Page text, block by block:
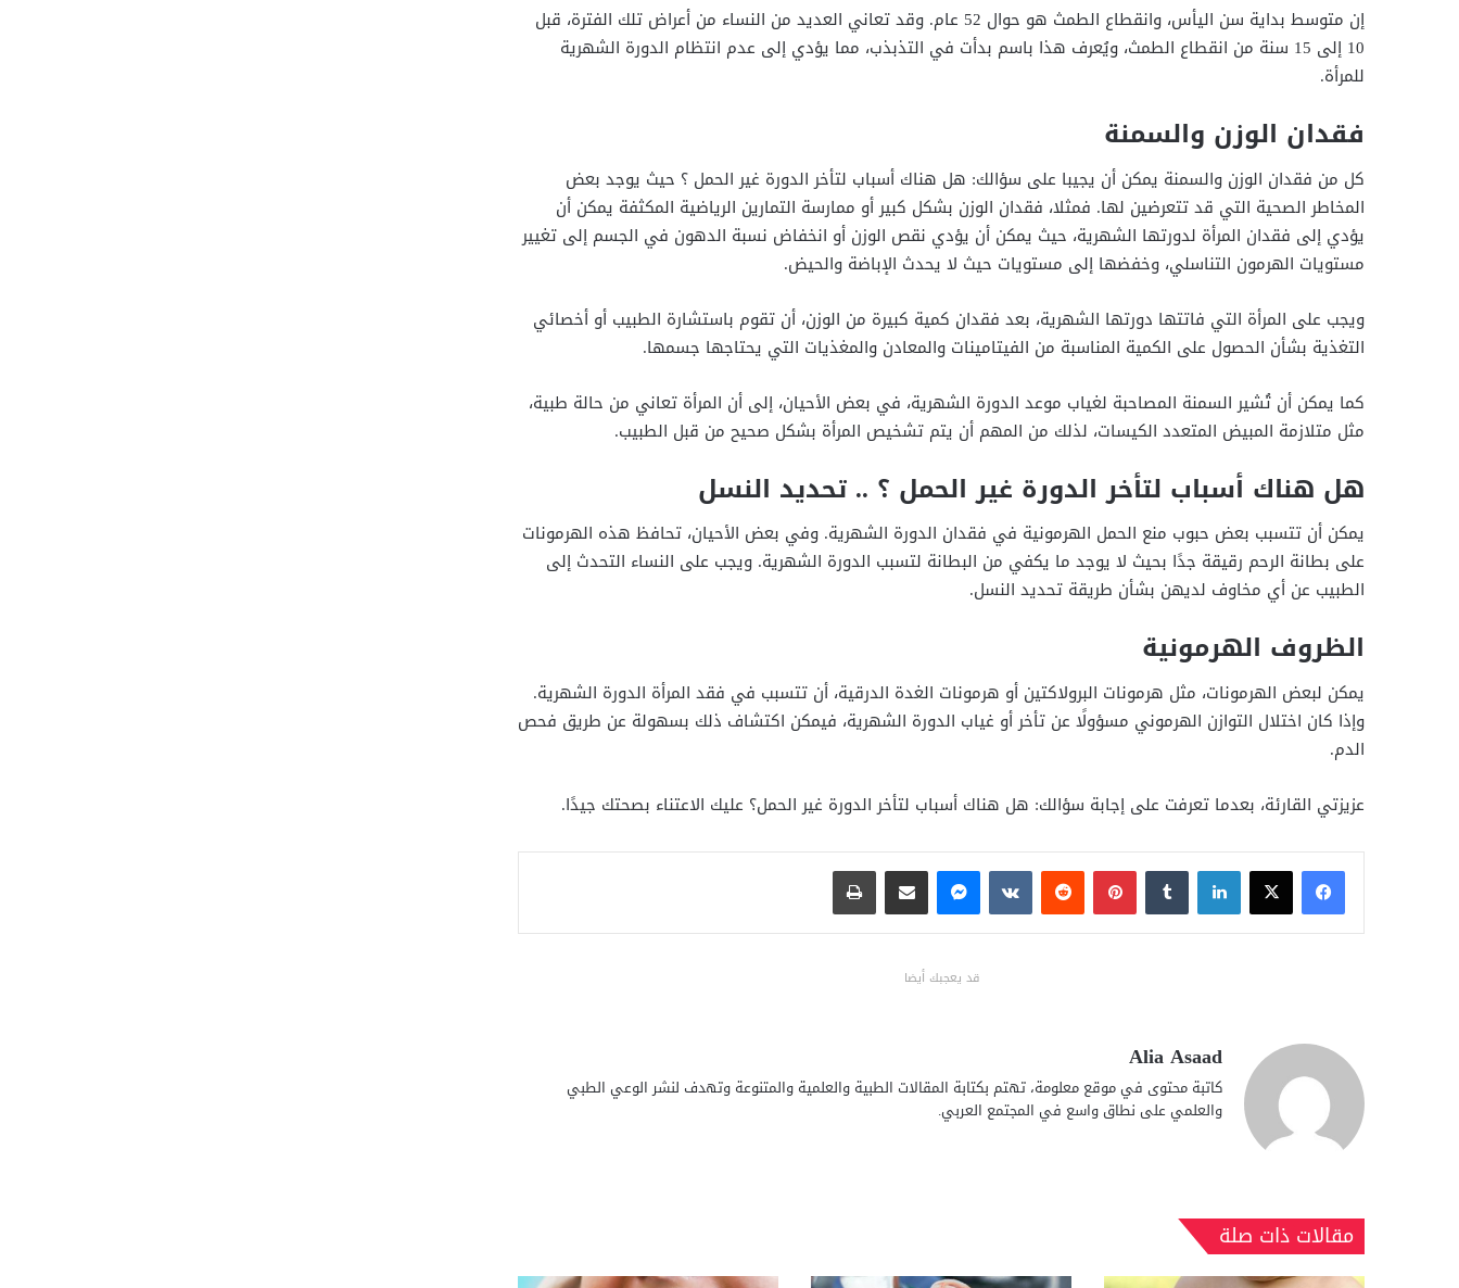
إن متوسط بداية سن اليأس، وانقطاع الطمث هو حوال 52 عام. وقد تعاني العديد من النساء من أعراض تلك الفترة، قبل
10 إلى 15 سنة من انقطاع الطمث، ويُعرف هذا باسم بدأت في التذبذب، مما يؤدي إلى عدم انتظام الدورة الشهرية
للمرأة.
فقدان الوزن والسمنة
كل من فقدان الوزن والسمنة يمكن أن يجيبا على سؤالك: هل هناك أسباب لتأخر الدورة غير الحمل ؟ حيث يوجد بعض
المخاطر الصحية التي قد تتعرضين لها. فمثلا، فقدان الوزن بشكل كبير أو ممارسة التمارين الرياضية المكثفة يمكن أن
يؤدي إلى فقدان المرأة لدورتها الشهرية، حيث يمكن أن يؤدي نقص الوزن أو انخفاض نسبة الدهون في الجسم إلى تغيير
مستويات الهرمون التناسلي، وخفضها إلى مستويات حيث لا يحدث الإباضة والحيض.
ويجب على المرأة التي فاتتها دورتها الشهرية، بعد فقدان كمية كبيرة من الوزن، أن تقوم باستشارة الطبيب أو أخصائي
التغذية بشأن الحصول على الكمية المناسبة من الفيتامينات والمعادن والمغذيات التي يحتاجها جسمها.
كما يمكن أن تُشير السمنة المصاحبة لغياب موعد الدورة الشهرية، في بعض الأحيان، إلى أن المرأة تعاني من حالة طبية،
مثل متلازمة المبيض المتعدد الكيسات، لذلك من المهم أن يتم تشخيص المرأة بشكل صحيح من قبل الطبيب.
هل هناك أسباب لتأخر الدورة غير الحمل ؟ .. تحديد النسل
يمكن أن تتسبب بعض حبوب منع الحمل الهرمونية في فقدان الدورة الشهرية. وفي بعض الأحيان، تحافظ هذه الهرمونات
على بطانة الرحم رقيقة جدًا بحيث لا يوجد ما يكفي من البطانة لتسبب الدورة الشهرية. ويجب على النساء التحدث إلى
الطبيب عن أي مخاوف لديهن بشأن طريقة تحديد النسل.
الظروف الهرمونية
يمكن لبعض الهرمونات، مثل هرمونات البرولاكتين أو هرمونات الغدة الدرقية، أن تتسبب في فقد المرأة الدورة الشهرية.
وإذا كان اختلال التوازن الهرموني مسؤولًا عن تأخر أو غياب الدورة الشهرية، فيمكن اكتشاف ذلك بسهولة عن طريق فحص
الدم.
عزيزتي القارئة، بعدما تعرفت على إجابة سؤالك: هل هناك أسباب لتأخر الدورة غير الحمل؟ عليك الاعتناء بصحتك جيدًا.
فيسبوكX لينكدإن بينتيريست ماسنجر مشاركة عبر البريد طباعة
قد يعجبك أيضا
Alia Asaad
كاتبة محتوى في موقع معلومة، تهتم بكتابة المقالات الطبية والعلمية والمتنوعة وتهدف لنشر الوعي الطبي
والعلمي على نطاق واسع في المجتمع العربي.
مقالات ذات صلة